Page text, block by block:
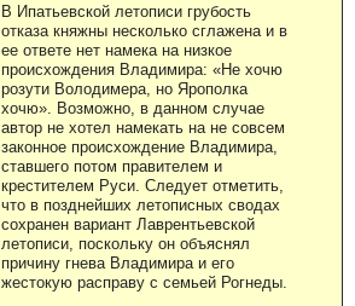
В Ипатьевской летописи грубость
отказа княжны несколько сглажена и в
ее ответе нет намека на низкое
происхождения Владимира: «Не хочю
розути Володимера, но Ярополка
хочю». Возможно, в данном случае
автор не хотел намекать на не совсем
законное происхождение Владимира,
ставшего потом правителем и
крестителем Руси. Следует отметить,
что в позднейших летописных сводах
сохранен вариант Лаврентьевской
летописи, поскольку он объяснял
причину гнева Владимира и его
жестокую расправу с семьей Рогнеды.